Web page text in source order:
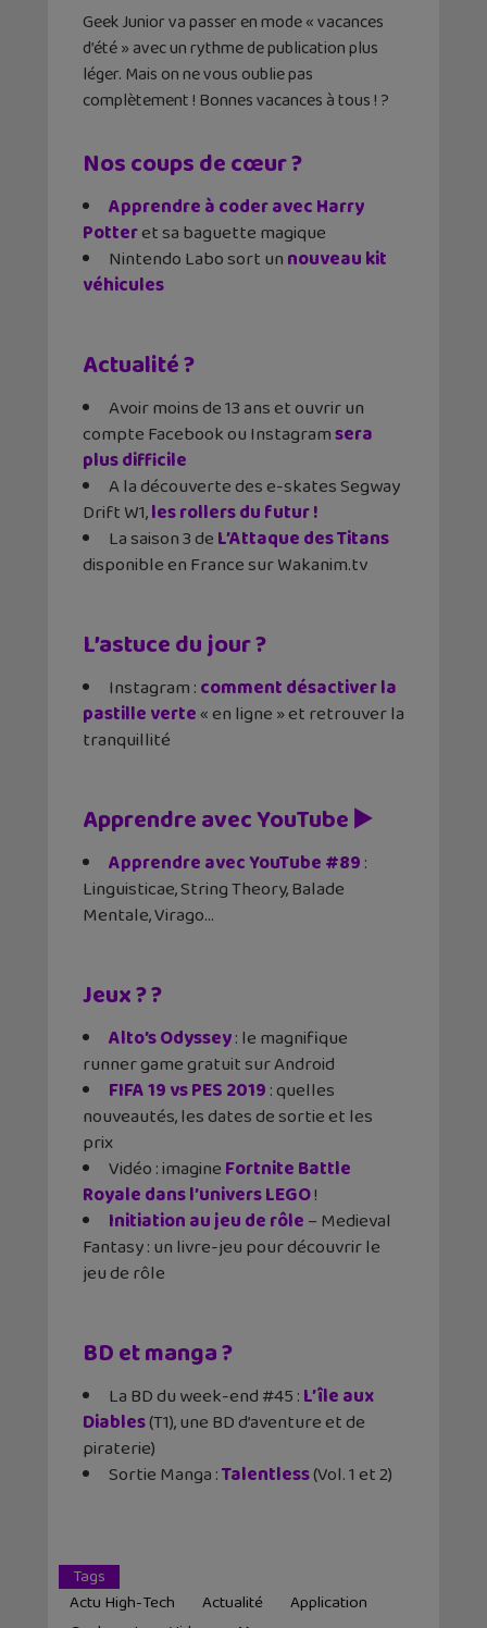
Geek Junior va passer en mode « vacances
d’été » avec un rythme de publication plus
léger. Mais on ne vous oublie pas
complètement ! Bonnes vacances à tous ! ?️
Nos coups de cœur ?
Apprendre à coder avec Harry
Potteret sa baguette magique
Nintendo Labo sort unnouveau kit
véhicules
Actualité ?
Avoir moins de 13 ans et ouvrir un
compte Facebook ou Instagramsera
plus difficile
A la découverte des e-skates ​Segway
Drift W1,les rollers du futur !
La saison 3 deL’Attaque des Titans
disponible en France sur Wakanim.tv
L’astuce du jour ?
Instagram :comment désactiver la
pastille verte« en ligne » et retrouver la
tranquillité
Apprendre avec YouTube ▶️
Apprendre avec YouTube #89:
Linguisticae, String Theory, Balade
Mentale, Virago…
Jeux ? ?
Alto’s Odyssey: le magnifique
runner game gratuit sur Android
FIFA 19 vs PES 2019: quelles
nouveautés, les dates de sortie et les
prix
Vidéo : imagineFortnite Battle
Royale dans l’univers LEGO!
Initiation au jeu de rôle– Medieval
Fantasy : un livre-jeu pour découvrir le
jeu de rôle
BD et manga ?
La BD du week-end #45 :L’île aux
Diables(T1), une BD d’aventure et de
piraterie)
Sortie Manga :Talentless(Vol. 1 et 2)
Tags
Actu High-Tech
Actualité
Application